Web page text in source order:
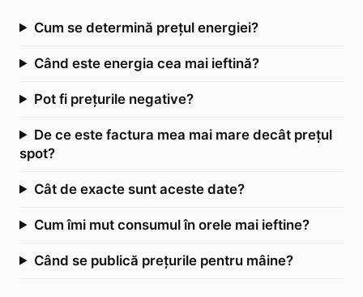
Cum se determină prețul energiei?
Când este energia cea mai ieftină?
Pot fi prețurile negative?
De ce este factura mea mai mare decât prețul
spot?
Cât de exacte sunt aceste date?
Cum îmi mut consumul în orele mai ieftine?
Când se publică prețurile pentru mâine?